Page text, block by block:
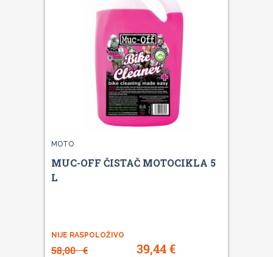
MOTO
MUC-OFF ČISTAČ MOTOCIKLA 5
L
NIJE RASPOLOŽIVO
58,00€ 39,44€